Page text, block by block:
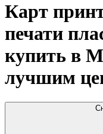
Карт
печати
купить в
лучшим